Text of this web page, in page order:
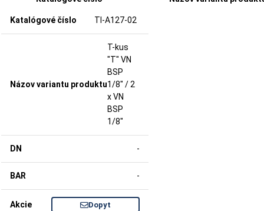
TI-A127-02
T-kus
"T" VN
BSP
1/8" / 2
x VN
BSP
1/8"
-
-
Dopyt